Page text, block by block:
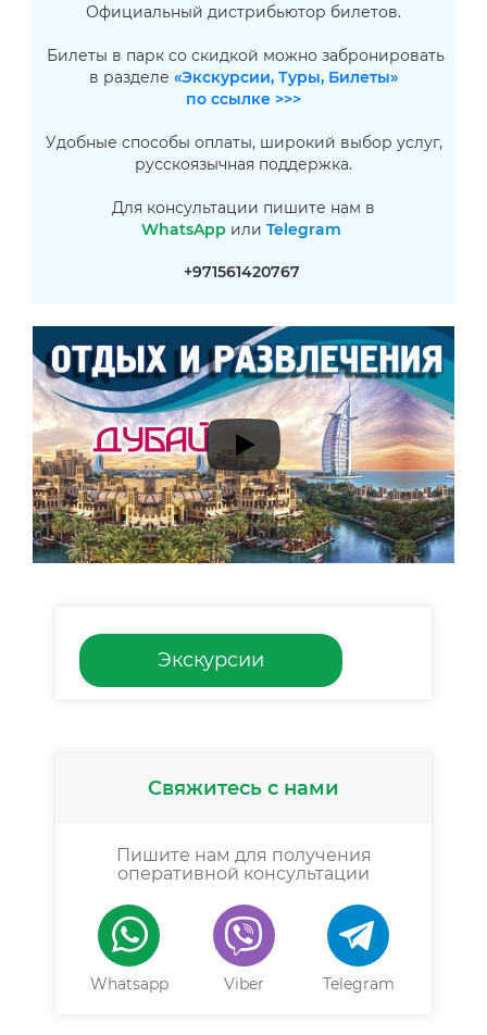
Официальный дистрибьютор билетов.
Билеты в парк со скидкой можно забронировать
в разделе «Экскурсии, Туры, Билеты»
по ссылке >>>
Удобные способы оплаты, широкий выбор услуг,
русскоязычная поддержка.
Для консультации пишите нам в
WhatsApp или Telegram
+971561420767
Экскурсии
Свяжитесь с нами
Пишите нам для получения
оперативной консультации
Whatsapp Viber Telegram